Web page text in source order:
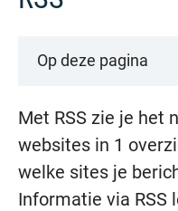
Met RSS zie je het
websites in 1
welke sites je
Informatie via RSS
Op deze pagina